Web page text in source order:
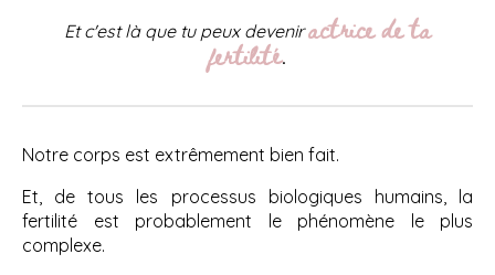
Et c'est là que tu peux deveniractrice de ta
fertilité.
Notre corps est extrêmement bien fait.
Et, de tous les processus biologiques humains, la
fertilité est probablement le phénomène le plus
complexe.